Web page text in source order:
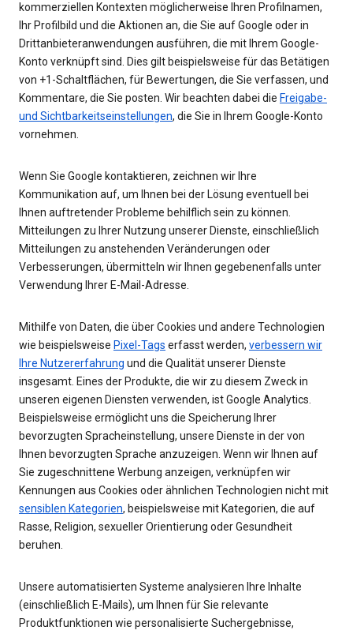
kommerziellen Kontexten möglicherweise Ihren Profilnamen,
Ihr Profilbild und die Aktionen an, die Sie auf Google oder in
Drittanbieteranwendungen ausführen, die mit Ihrem Google-
Konto verknüpft sind. Dies gilt beispielsweise für das Betätigen
von +1-Schaltflächen, für Bewertungen, die Sie verfassen, und
Kommentare, die Sie posten. Wir beachten dabei die Freigabe-
und Sichtbarkeitseinstellungen, die Sie in Ihrem Google-Konto
vornehmen.
Wenn Sie Google kontaktieren, zeichnen wir Ihre
Kommunikation auf, um Ihnen bei der Lösung eventuell bei
Ihnen auftretender Probleme behilflich sein zu können.
Mitteilungen zu Ihrer Nutzung unserer Dienste, einschließlich
Mitteilungen zu anstehenden Veränderungen oder
Verbesserungen, übermitteln wir Ihnen gegebenenfalls unter
Verwendung Ihrer E-Mail-Adresse.
Mithilfe von Daten, die über Cookies und andere Technologien
wie beispielsweise Pixel-Tags erfasst werden, verbessern wir
Ihre Nutzererfahrung und die Qualität unserer Dienste
insgesamt. Eines der Produkte, die wir zu diesem Zweck in
unseren eigenen Diensten verwenden, ist Google Analytics.
Beispielsweise ermöglicht uns die Speicherung Ihrer
bevorzugten Spracheinstellung, unsere Dienste in der von
Ihnen bevorzugten Sprache anzuzeigen. Wenn wir Ihnen auf
Sie zugeschnittene Werbung anzeigen, verknüpfen wir
Kennungen aus Cookies oder ähnlichen Technologien nicht mit
sensiblen Kategorien, beispielsweise mit Kategorien, die auf
Rasse, Religion, sexueller Orientierung oder Gesundheit
beruhen.
Unsere automatisierten Systeme analysieren Ihre Inhalte
(einschließlich E-Mails), um Ihnen für Sie relevante
Produktfunktionen wie personalisierte Suchergebnisse,